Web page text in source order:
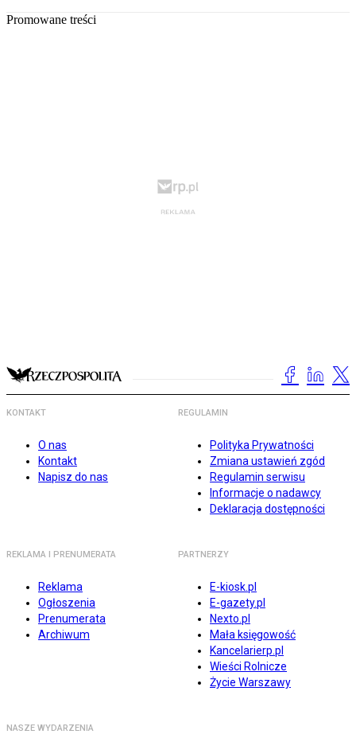
Promowane treści
KONTAKT
O nas
Kontakt
Napisz do nas
REGULAMIN
Polityka Prywatności
Zmiana ustawień zgód
Regulamin serwisu
Informacje o nadawcy
Deklaracja dostępności
REKLAMA I PRENUMERATA
Reklama
Ogłoszenia
Prenumerata
Archiwum
PARTNERZY
E-kiosk.pl
E-gazety.pl
Nexto.pl
Mała księgowość
Kancelarierp.pl
Wieści Rolnicze
Życie Warszawy
NASZE WYDARZENIA